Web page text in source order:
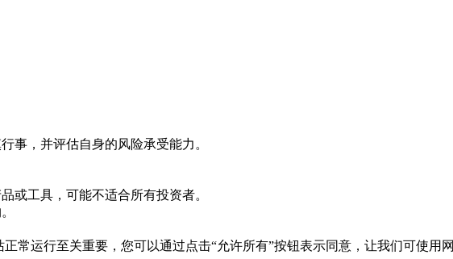
事，并评估自身的风险承受能力。
或工具，可能不适合所有投资者。
常运行至关重要，您可以通过点击“允许所有”按钮表示同意，让我们可使用